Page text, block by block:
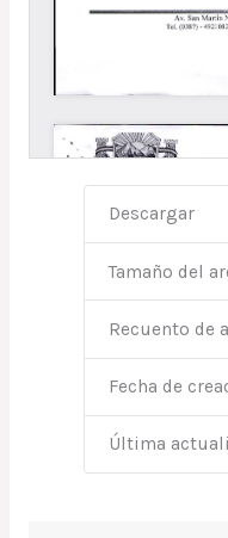
Descargar
Tamaño del
Recuento de
Fecha de
Última